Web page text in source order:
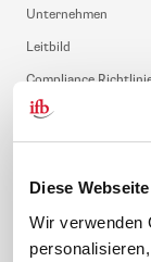
Diese
Wir verwenden
Unternehmen
Leitbild
Compliance
Gute Gründe für das
Karriere
Service
Newsletter